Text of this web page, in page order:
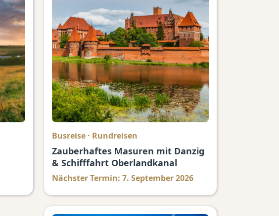
Busreise· Rundreisen
Zauberhaftes Masuren mit Danzig
& Schifffahrt Oberlandkanal
Nächster Termin: 7. September 2026